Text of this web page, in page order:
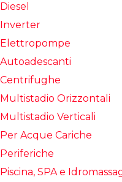
Diesel
Inverter
Elettropompe
Autoadescanti
Centrifughe
Multistadio Orizzontali
Multistadio Verticali
Per Acque Cariche
Periferiche
Piscina, SPA e